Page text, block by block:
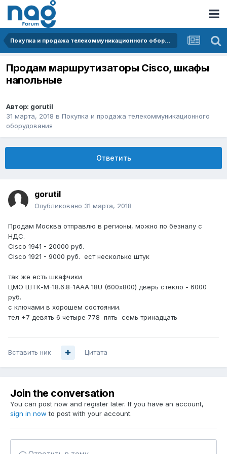
Покупка и продажа телекоммуникационного оборудования
Продам маршрутизаторы Cisco, шкафы
напольные
Автор: gorutil
31 марта, 2018 в Покупка и продажа телекоммуникационного
оборудования
Ответить
gorutil
Опубликовано 31 марта, 2018
Продам Москва отправлю в регионы, можно по безналу с
НДС.
Cisco 1941 - 20000 руб.
Cisco 1921 - 9000 руб. ест несколько штук
так же есть шкафчики
ЦМО ШТК-М-18.6.8-1ААА 18U (600х800) дверь стекло - 6000
руб.
с ключами в хорошем состоянии.
тел +7 девять 6 четыре 778 пять семь тринадцать
Вставить ник Цитата
Join the conversation
You can post now and register later. If you have an account,
sign in now to post with your account.